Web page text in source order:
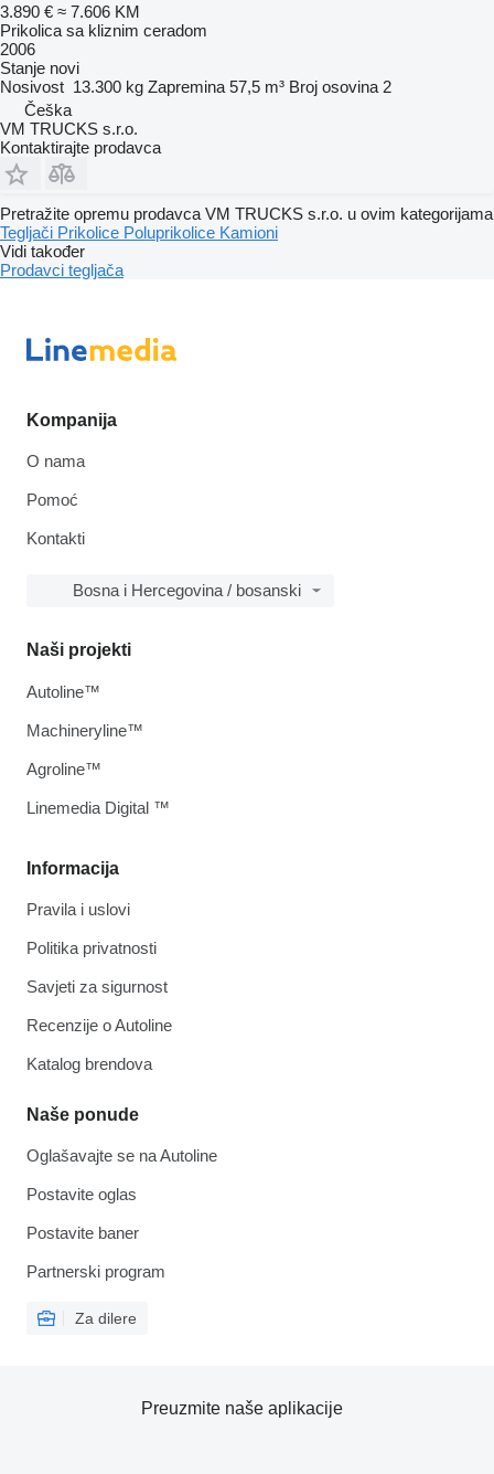
3.890 € ≈ 7.606 KM
Prikolica sa kliznim ceradom
2006
Stanje novi
Nosivost 13.300 kg Zapremina 57,5 m³ Broj osovina 2
Češka
VM TRUCKS s.r.o.
Kontaktirajte prodavca
Pretražite opremu prodavca VM TRUCKS s.r.o. u ovim kategorijama
Tegljači Prikolice Poluprikolice Kamioni
Vidi također
Prodavci tegljača
Kompanija
O nama
Pomoć
Kontakti
Bosna i Hercegovina / bosanski
Informacija
Pravila i uslovi
Politika privatnosti
Savjeti za sigurnost
Recenzije o Autoline
Katalog brendova
Naše ponude
Oglašavajte se na Autoline
Postavite oglas
Postavite baner
Partnerski program
Za dilere
Naši projekti
Autoline™
Machineryline™
Agroline™
Linemedia Digital ™
Preuzmite naše aplikacije